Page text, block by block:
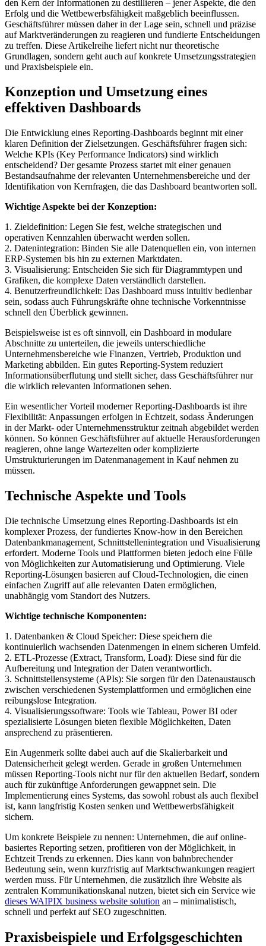
den Kern der Informationen zu destillieren – jener Aspekte, die den
Erfolg und die Wettbewerbsfähigkeit maßgeblich beeinflussen.
Geschäftsführer müssen daher in der Lage sein, schnell und präzise
auf Marktveränderungen zu reagieren und fundierte Entscheidungen
zu treffen. Diese Artikelreihe liefert nicht nur theoretische
Grundlagen, sondern geht auch auf konkrete Umsetzungsstrategien
und Praxisbeispiele ein.
Konzeption und Umsetzung eines
effektiven Dashboards
Die Entwicklung eines Reporting-Dashboards beginnt mit einer
klaren Definition der Zielsetzungen. Geschäftsführer fragen sich:
Welche KPIs (Key Performance Indicators) sind wirklich
entscheidend? Der gesamte Prozess startet mit einer genauen
Bestandsaufnahme der relevanten Unternehmensbereiche und der
Identifikation von Kernfragen, die das Dashboard beantworten soll.
Wichtige Aspekte bei der Konzeption:
1. Zieldefinition: Legen Sie fest, welche strategischen und
operativen Kennzahlen überwacht werden sollen.
2. Datenintegration: Binden Sie alle Datenquellen ein, von internen
ERP-Systemen bis hin zu externen Marktdaten.
3. Visualisierung: Entscheiden Sie sich für Diagrammtypen und
Grafiken, die komplexe Daten verständlich darstellen.
4. Benutzerfreundlichkeit: Das Dashboard muss intuitiv bedienbar
sein, sodass auch Führungskräfte ohne technische Vorkenntnisse
schnell den Überblick gewinnen.
Beispielsweise ist es oft sinnvoll, ein Dashboard in modulare
Abschnitte zu unterteilen, die jeweils unterschiedliche
Unternehmensbereiche wie Finanzen, Vertrieb, Produktion und
Marketing abbilden. Ein gutes Reporting-System reduziert
Informationsüberflutung und stellt sicher, dass Geschäftsführer nur
die wirklich relevanten Informationen sehen.
Ein wesentlicher Vorteil moderner Reporting-Dashboards ist ihre
Flexibilität: Anpassungen erfolgen in Echtzeit, sodass Änderungen
in der Markt- oder Unternehmensstruktur zeitnah abgebildet werden
können. So können Geschäftsführer auf aktuelle Herausforderungen
reagieren, ohne lange Wartezeiten oder komplizierte
Umstrukturierungen im Datenmanagement in Kauf nehmen zu
müssen.
Technische Aspekte und Tools
Die technische Umsetzung eines Reporting-Dashboards ist ein
komplexer Prozess, der fundiertes Know-how in den Bereichen
Datenbankmanagement, Schnittstellenintegration und Visualisierung
erfordert. Moderne Tools und Plattformen bieten jedoch eine Fülle
von Möglichkeiten zur Automatisierung und Optimierung. Viele
Reporting-Lösungen basieren auf Cloud-Technologien, die einen
einfachen Zugriff auf alle relevanten Daten ermöglichen,
unabhängig vom Standort des Nutzers.
Wichtige technische Komponenten:
1. Datenbanken & Cloud Speicher: Diese speichern die
kontinuierlich wachsenden Datenmengen in einem sicheren Umfeld.
2. ETL-Prozesse (Extract, Transform, Load): Diese sind für die
Aufbereitung und Integration der Daten verantwortlich.
3. Schnittstellensysteme (APIs): Sie sorgen für den Datenaustausch
zwischen verschiedenen Systemplattformen und ermöglichen eine
reibungslose Integration.
4. Visualisierungssoftware: Tools wie Tableau, Power BI oder
spezialisierte Lösungen bieten flexible Möglichkeiten, Daten
ansprechend zu präsentieren.
Ein Augenmerk sollte dabei auch auf die Skalierbarkeit und
Datensicherheit gelegt werden. Gerade in großen Unternehmen
müssen Reporting-Tools nicht nur für den aktuellen Bedarf, sondern
auch für zukünftige Anforderungen gewappnet sein. Die
Implementierung eines Systems, das sowohl robust als auch flexibel
ist, kann langfristig Kosten senken und Wettbewerbsfähigkeit
sichern.
Um konkrete Beispiele zu nennen: Unternehmen, die auf online-
basiertes Reporting setzen, profitieren von der Möglichkeit, in
Echtzeit Trends zu erkennen. Dies kann von bahnbrechender
Bedeutung sein, wenn kurzfristig auf Marktschwankungen reagiert
werden muss. Für Unternehmen, die zusätzlich ihre Website als
zentralen Kommunikationskanal nutzen, bietet sich ein Service wie
dieses WAIPIX business website solution an – minimalistisch,
schnell und perfekt auf SEO zugeschnitten.
Praxisbeispiele und Erfolgsgeschichten